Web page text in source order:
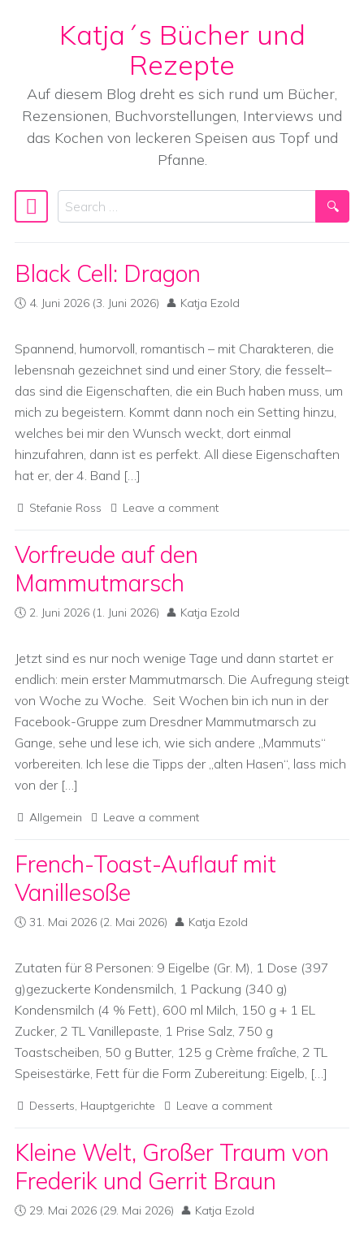
Skip to content
Katja´s Bücher und
Rezepte
Auf diesem Blog dreht es sich rund um Bücher,
Rezensionen, Buchvorstellungen, Interviews und
das Kochen von leckeren Speisen aus Topf und
Pfanne.
Main Navigation
Search
Black Cell: Dragon
4. Juni 2026 (3. Juni 2026) Katja Ezold
Spannend, humorvoll, romantisch – mit Charakteren, die
lebensnah gezeichnet sind und einer Story, die fesselt–
das sind die Eigenschaften, die ein Buch haben muss, um
mich zu begeistern. Kommt dann noch ein Setting hinzu,
welches bei mir den Wunsch weckt, dort einmal
hinzufahren, dann ist es perfekt. All diese Eigenschaften
hat er, der 4. Band […]
Stefanie Ross Leave a comment
Vorfreude auf den
Mammutmarsch
2. Juni 2026 (1. Juni 2026) Katja Ezold
Jetzt sind es nur noch wenige Tage und dann startet er
endlich: mein erster Mammutmarsch. Die Aufregung steigt
von Woche zu Woche. Seit Wochen bin ich nun in der
Facebook-Gruppe zum Dresdner Mammutmarsch zu
Gange, sehe und lese ich, wie sich andere „Mammuts“
vorbereiten. Ich lese die Tipps der „alten Hasen“, lass mich
von der […]
Allgemein Leave a comment
French-Toast-Auflauf mit
Vanillesoße
31. Mai 2026 (2. Mai 2026) Katja Ezold
Zutaten für 8 Personen: 9 Eigelbe (Gr. M), 1 Dose (397
g)gezuckerte Kondensmilch, 1 Packung (340 g)
Kondensmilch (4 % Fett), 600 ml Milch, 150 g + 1 EL
Zucker, 2 TL Vanillepaste, 1 Prise Salz, 750 g
Toastscheiben, 50 g Butter, 125 g Crème fraîche, 2 TL
Speisestärke, Fett für die Form Zubereitung: Eigelb, […]
Desserts, Hauptgerichte Leave a comment
Kleine Welt, Großer Traum von
Frederik und Gerrit Braun
29. Mai 2026 (29. Mai 2026) Katja Ezold